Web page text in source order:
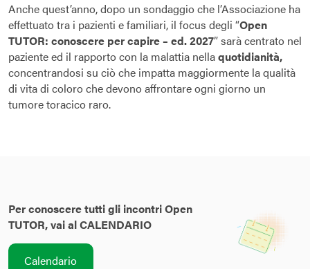
Anche quest’anno, dopo un sondaggio che l’Associazione ha
effettuato tra i pazienti e familiari, il focus degli “Open
TUTOR: conoscere per capire – ed. 2027” sarà centrato nel
paziente ed il rapporto con la malattia nellaquotidianità,
concentrandosi su ciò che impatta maggiormente la qualità
di vita di coloro che devono affrontare ogni giorno un
tumore toracico raro.
Per conoscere tutti gli incontri Open
TUTOR,vai al CALENDARIO
Calendario